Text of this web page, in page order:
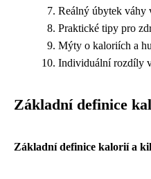
Reálný úbytek váhy
Praktické tipy pro
Mýty o kaloriích a
Individuální rozdíly
Základní definice
Základní definice kalorií a